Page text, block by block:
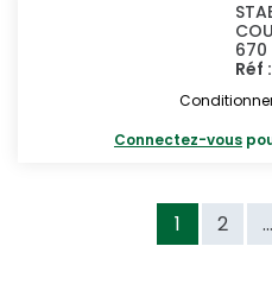
670
Réf
Connectez-vous
1 2 ...